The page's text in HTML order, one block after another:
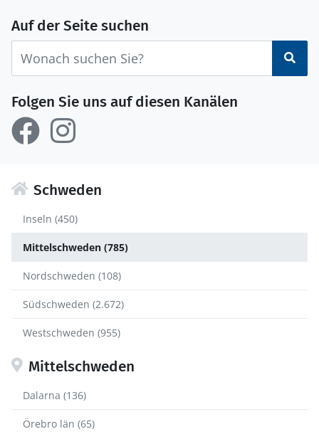
Auf der Seite suchen
Folgen Sie uns auf diesen Kanälen
Schweden
Inseln (450)
Mittelschweden (785)
Nordschweden (108)
Südschweden (2.672)
Westschweden (955)
Mittelschweden
Dalarna (136)
Örebro län (65)